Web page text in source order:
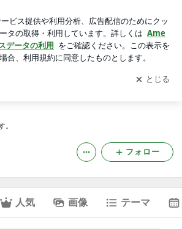
して ブログの更新通知
を受け取りまし
開く
。
フォロー
人気 画像 テーマ